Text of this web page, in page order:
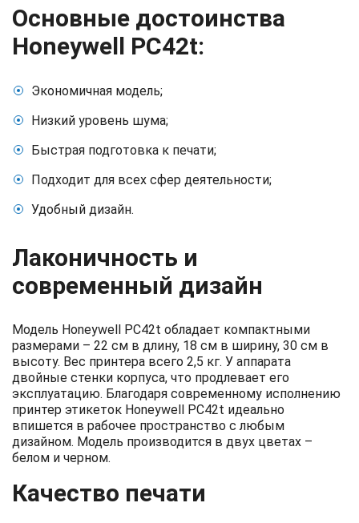
Основные достоинства
Honeywell PC42t:
Экономичная модель;
Низкий уровень шума;
Быстрая подготовка к печати;
Подходит для всех сфер деятельности;
Удобный дизайн.
Лаконичность и
современный дизайн
Модель Honeywell PC42t обладает компактными
размерами – 22 см в длину, 18 см в ширину, 30 см в
высоту. Вес принтера всего 2,5 кг. У аппарата
двойные стенки корпуса, что продлевает его
эксплуатацию. Благодаря современному исполнению
принтер этикеток Honeywell PC42t идеально
впишется в рабочее пространство с любым
дизайном. Модель производится в двух цветах –
белом и черном.
Качество печати